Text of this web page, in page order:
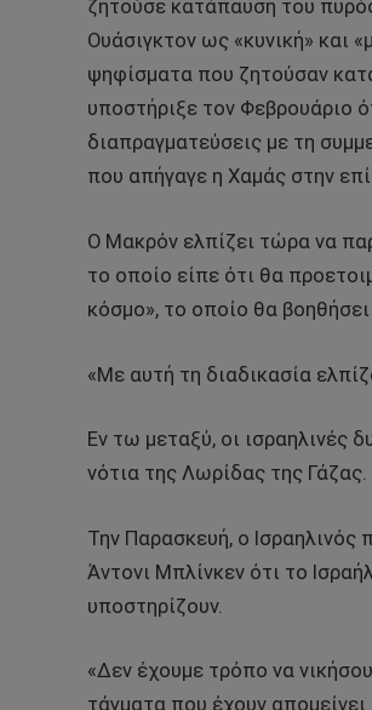
ζητούσε κατάπαυση του
Ουάσιγκτον ως «κυνική» και
ψηφίσματα που ζητούσαν
υποστήριξε τον Φεβρουάριο
διαπραγματεύσεις με τη
που απήγαγε η Χαμάς στην
Ο Μακρόν ελπίζει τώρα να
το οποίο είπε ότι θα
κόσμο», το οποίο θα
«Με αυτή τη διαδικασία
Εν τω μεταξύ, οι ισραηλινές
νότια της Λωρίδας της Γάζας.
Την Παρασκευή, ο
Άντονι Μπλίνκεν ότι το
υποστηρίζουν.
«Δεν έχουμε τρόπο να
τάγματα που έχουν απομείνει